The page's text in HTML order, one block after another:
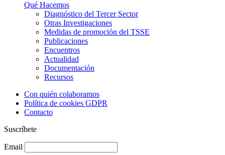
Qué Hacemos
Diagnóstico del Tercer Sector
Otras Investigaciones
Medidas de promoción del TSSE
Publicaciones
Encuentros
Actualidad
Documentación
Recursos
Con quién colaboramos
Política de cookies GDPR
Contacto
Suscríbete
Email